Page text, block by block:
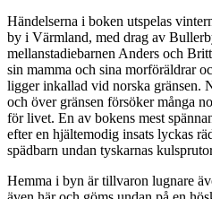
Händelserna i boken utspelas
by i Värmland, med drag av
mellanstadiebarnen Anders och
sin mamma och sina morföräldrar
ligger inkallad vid norska gränsen.
och över gränsen försöker många
för livet. En av bokens mest
efter en hjältemodig insats lyckas
spädbarn undan tyskarnas
Hemma i byn är tillvaron lugnare